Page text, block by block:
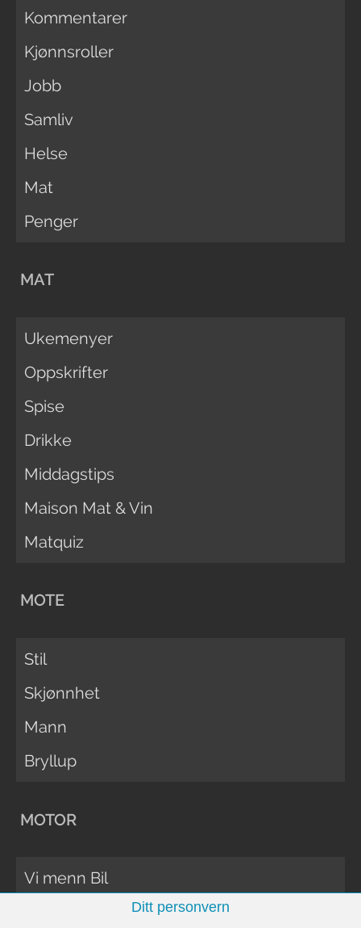
Kommentarer
Kjønnsroller
Jobb
Samliv
Helse
Mat
Penger
MAT
Ukemenyer
Oppskrifter
Spise
Drikke
Middagstips
Maison Mat & Vin
Matquiz
MOTE
Stil
Skjønnhet
Mann
Bryllup
MOTOR
Vi menn Bil
Ditt personvern